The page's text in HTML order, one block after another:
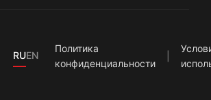
RUEN
Политика
конфиденциальности